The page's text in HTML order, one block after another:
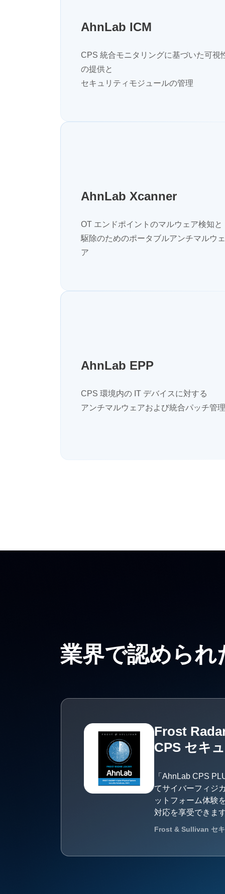
AhnLab ICM
CPS 統合モニタリングに基づいた可視
の提供と
セキュリティモジュールの管理
AhnLab Xcanner
OT エンドポイントのマルウェア検知と
駆除のためのポータブルアンチマルウェ
ア
AhnLab EPP
CPS 環境内の IT デバイスに対する
アンチマルウェアおよび統合パッチ管理
業界で認められ
Frost
CPS セキ
「AhnLab CPS
てサイバーフィジ
ットフォーム体験
対応を享受できま
Frost & Sullivan セ